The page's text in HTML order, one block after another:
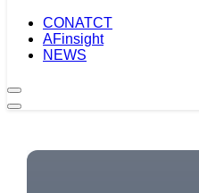
CONATCT
AFinsight
NEWS